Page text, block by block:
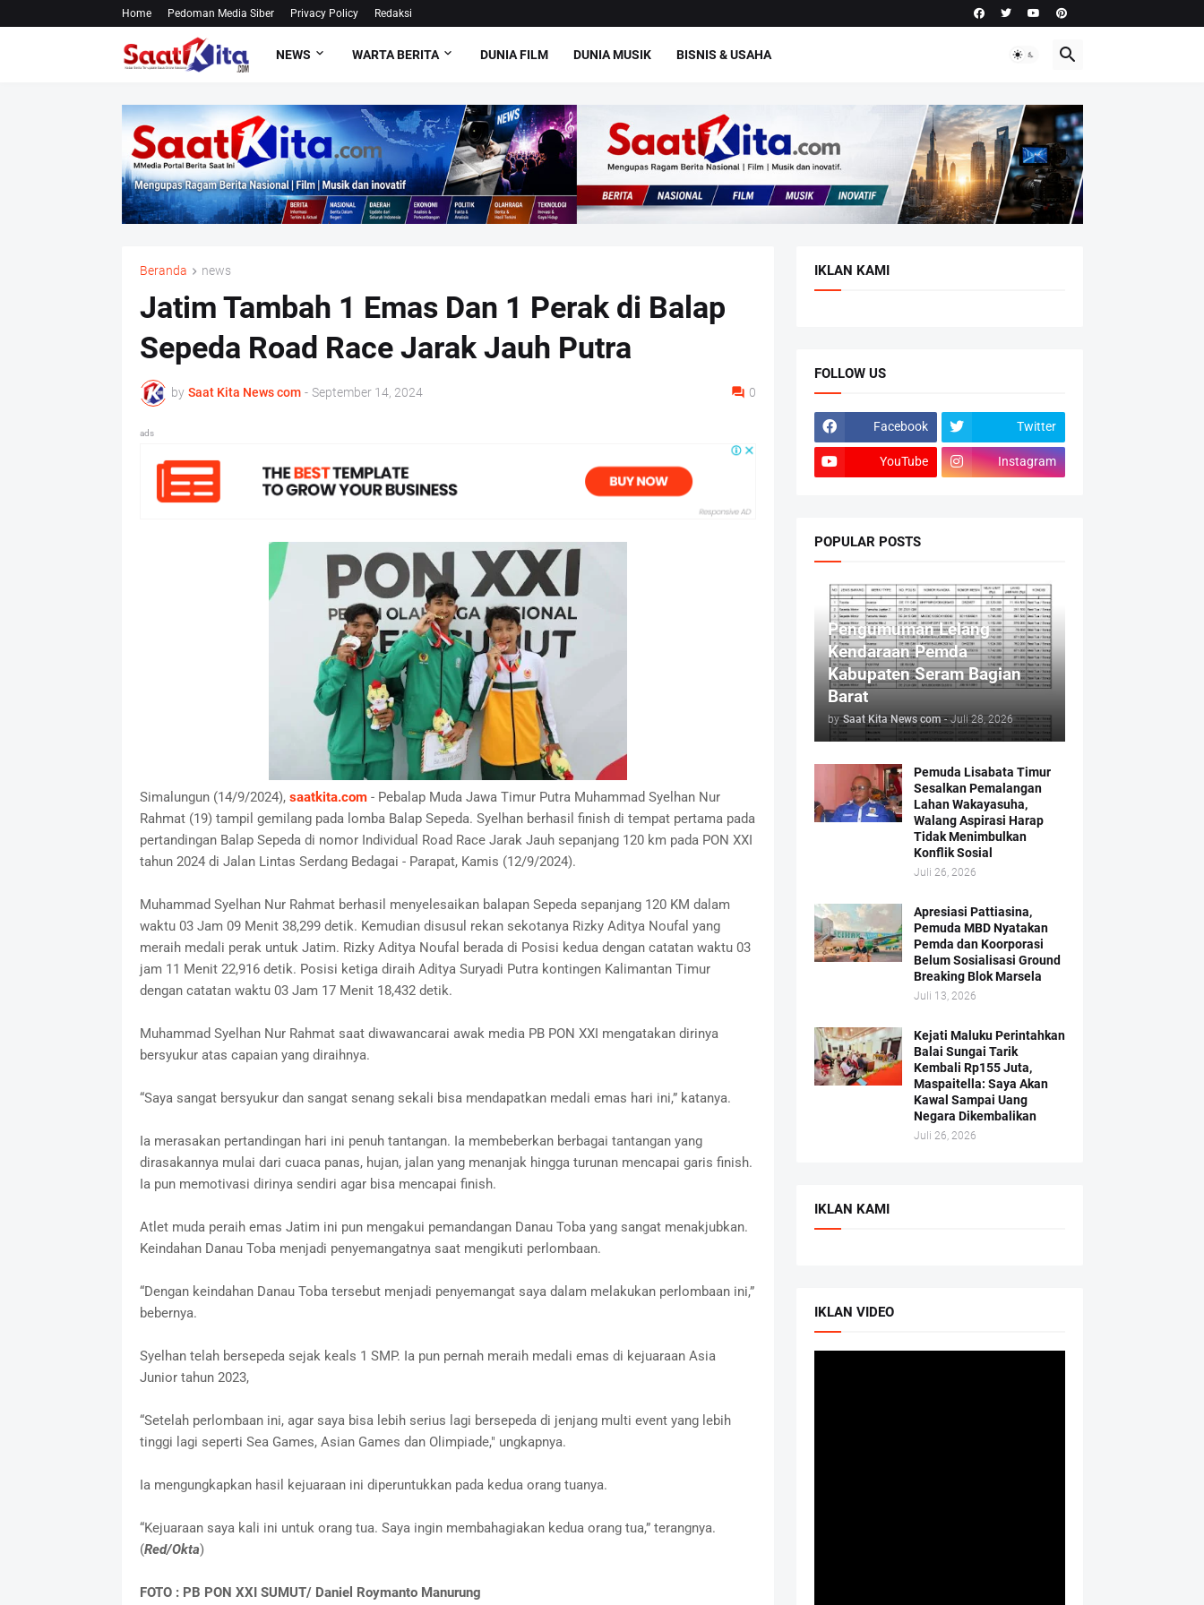
Home Pedoman Media Siber Privacy Policy Redaksi
NEWS WARTA BERITA DUNIA FILM DUNIA MUSIK BISNIS & USAHA
Beranda news
Jatim Tambah 1 Emas Dan 1 Perak di Balap
Sepeda Road Race Jarak Jauh Putra
by Saat Kita News com - September 14, 2024 0
ads
Simalungun (14/9/2024), saatkita.com- Pebalap Muda Jawa Timur Putra Muhammad Syelhan Nur
Rahmat (19) tampil gemilang pada lomba Balap Sepeda. Syelhan berhasil finish di tempat pertama pada
pertandingan Balap Sepeda di nomor Individual Road Race Jarak Jauh sepanjang 120 km pada PON XXI
tahun 2024 di Jalan Lintas Serdang Bedagai - Parapat, Kamis (12/9/2024).
Muhammad Syelhan Nur Rahmat berhasil menyelesaikan balapan Sepeda sepanjang 120 KM dalam
waktu 03 Jam 09 Menit 38,299 detik. Kemudian disusul rekan sekotanya Rizky Aditya Noufal yang
meraih medali perak untuk Jatim. Rizky Aditya Noufal berada di Posisi kedua dengan catatan waktu 03
jam 11 Menit 22,916 detik. Posisi ketiga diraih Aditya Suryadi Putra kontingen Kalimantan Timur
dengan catatan waktu 03 Jam 17 Menit 18,432 detik.
Muhammad Syelhan Nur Rahmat saat diwawancarai awak media PB PON XXI mengatakan dirinya
bersyukur atas capaian yang diraihnya.
“Saya sangat bersyukur dan sangat senang sekali bisa mendapatkan medali emas hari ini,” katanya.
Ia merasakan pertandingan hari ini penuh tantangan. Ia membeberkan berbagai tantangan yang
dirasakannya mulai dari cuaca panas, hujan, jalan yang menanjak hingga turunan mencapai garis finish.
Ia pun memotivasi dirinya sendiri agar bisa mencapai finish.
Atlet muda peraih emas Jatim ini pun mengakui pemandangan Danau Toba yang sangat menakjubkan.
Keindahan Danau Toba menjadi penyemangatnya saat mengikuti perlombaan.
“Dengan keindahan Danau Toba tersebut menjadi penyemangat saya dalam melakukan perlombaan ini,”
bebernya.
Syelhan telah bersepeda sejak keals 1 SMP. Ia pun pernah meraih medali emas di kejuaraan Asia
Junior tahun 2023,
“Setelah perlombaan ini, agar saya bisa lebih serius lagi bersepeda di jenjang multi event yang lebih
tinggi lagi seperti Sea Games, Asian Games dan Olimpiade," ungkapnya.
Ia mengungkapkan hasil kejuaraan ini diperuntukkan pada kedua orang tuanya.
“Kejuaraan saya kali ini untuk orang tua. Saya ingin membahagiakan kedua orang tua,” terangnya.
(Red/Okta)
FOTO : PB PON XXI SUMUT/ Daniel Roymanto Manurung
IKLAN KAMI
FOLLOW US
Facebook Twitter
YouTube Instagram
POPULAR POSTS
Pengumuman Lelang
Kendaraan Pemda
Kabupaten Seram Bagian
Barat
by Saat Kita News com - Juli 28, 2026
Pemuda Lisabata Timur
Sesalkan Pemalangan
Lahan Wakayasuha,
Walang Aspirasi Harap
Tidak Menimbulkan
Konflik Sosial
Juli 26, 2026
Apresiasi Pattiasina,
Pemuda MBD Nyatakan
Pemda dan Koorporasi
Belum Sosialisasi Ground
Breaking Blok Marsela
Juli 13, 2026
Kejati Maluku Perintahkan
Balai Sungai Tarik
Kembali Rp155 Juta,
Maspaitella: Saya Akan
Kawal Sampai Uang
Negara Dikembalikan
Juli 26, 2026
IKLAN KAMI
IKLAN VIDEO